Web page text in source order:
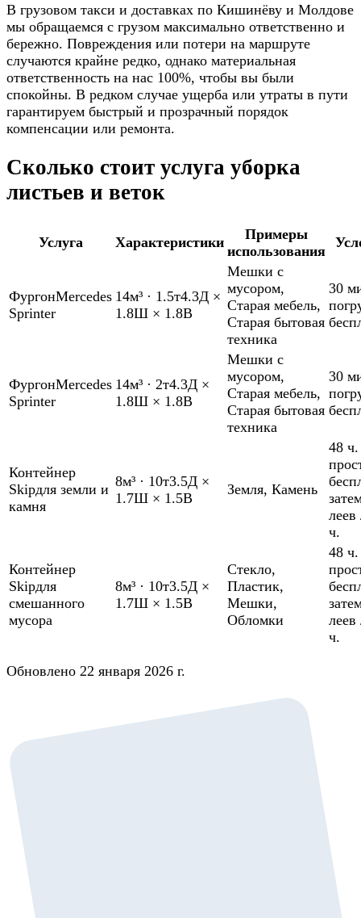
В грузовом такси и доставках по Кишинёву и Молдове
мы обращаемся с грузом максимально ответственно и
бережно. Повреждения или потери на маршруте
случаются крайне редко, однако материальная
ответственность на нас 100%, чтобы вы были
спокойны. В редком случае ущерба или утраты в пути
гарантируем быстрый и прозрачный порядок
компенсации или ремонта.
Сколько стоит услуга уборка
листьев и веток
Услуга Характеристики
Примеры
использования
ФургонMercedes
Sprinter
14м³ · 1.5т4.3Д ×
1.8Ш × 1.8В
Мешки с
мусором,
Старая мебель,
Старая бытовая
техника
30
ФургонMercedes
Sprinter
14м³ · 2т4.3Д ×
1.8Ш × 1.8В
Мешки с
мусором,
Старая мебель,
Старая бытовая
техника
30
Контейнер
Skipдля земли и
камня
8м³ · 10т3.5Д ×
1.7Ш × 1.5В
Земля, Камень
48 ч.
леев
ч.
Контейнер
Skipдля
смешанного
мусора
8м³ · 10т3.5Д ×
1.7Ш × 1.5В
Стекло,
Пластик,
Мешки,
Обломки
48 ч.
леев
ч.
Обновлено 22 января 2026 г.